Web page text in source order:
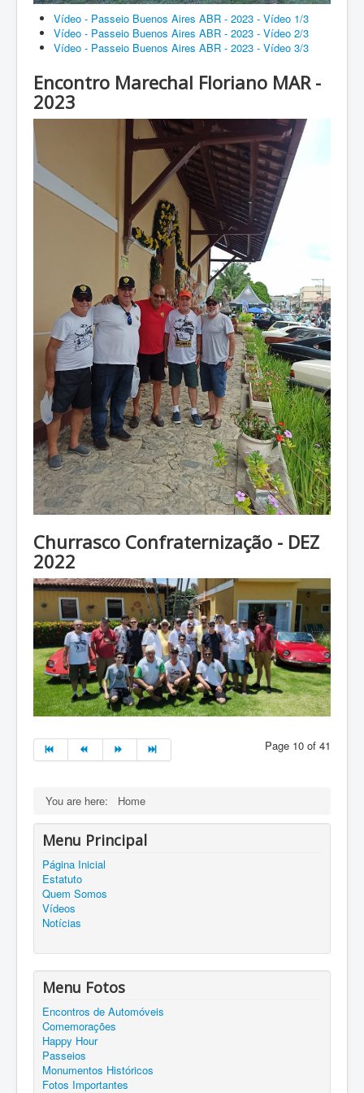
Vídeo - Passeio Buenos Aires ABR - 2023 - Vídeo 1/3
Vídeo - Passeio Buenos Aires ABR - 2023 - Vídeo 2/3
Vídeo - Passeio Buenos Aires ABR - 2023 - Vídeo 3/3
Encontro Marechal Floriano MAR -
2023
Churrasco Confraternização - DEZ
2022
Page 10 of 41
You are here: Home
Menu Principal
Página Inicial
Estatuto
Quem Somos
Vídeos
Notícias
Menu Fotos
Encontros de Automóveis
Comemorações
Happy Hour
Passeios
Monumentos Históricos
Fotos Importantes